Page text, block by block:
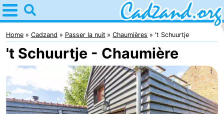
Home
Cadzand
Astuces
Avec
les
Passer
Home Cadzand Passer la nuit Chaumières 't Schuurtje
't Schuurtje - Chaumière